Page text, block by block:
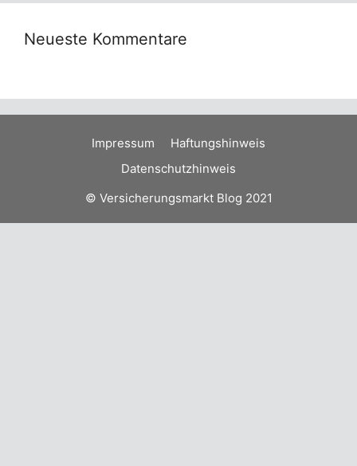
Neueste Kommentare
Impressum
Haftungshinweis
Datenschutzhinweis
© Versicherungsmarkt Blog 2021